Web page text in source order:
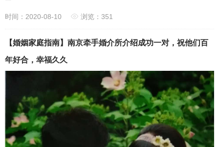
时间：2020-08-10 浏览：351
【婚姻家庭指南】南京牵手婚介所介绍成功一对，祝他们百
年好合，幸福久久